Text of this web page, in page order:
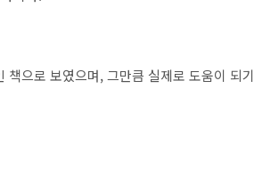
으로 보였으며, 그만큼 실제로 도움이 되기